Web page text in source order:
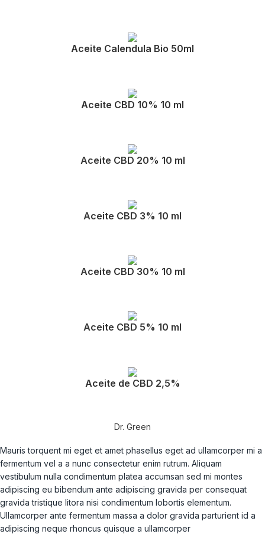
Aceite Calendula Bio 50ml
Aceite CBD 10% 10 ml
Aceite CBD 20% 10 ml
Aceite CBD 3% 10 ml
Aceite CBD 30% 10 ml
Aceite CBD 5% 10 ml
Aceite de CBD 2,5%
Dr. Green
Mauris torquent mi eget et amet phasellus eget ad ullamcorper mi a
fermentum vel a a nunc consectetur enim rutrum. Aliquam
vestibulum nulla condimentum platea accumsan sed mi montes
adipiscing eu bibendum ante adipiscing gravida per consequat
gravida tristique litora nisi condimentum lobortis elementum.
Ullamcorper ante fermentum massa a dolor gravida parturient id a
adipiscing neque rhoncus quisque a ullamcorper